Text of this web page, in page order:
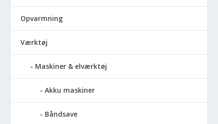
Opvarmning
Værktøj
Maskiner & elværktøj
Akku maskiner
Båndsave